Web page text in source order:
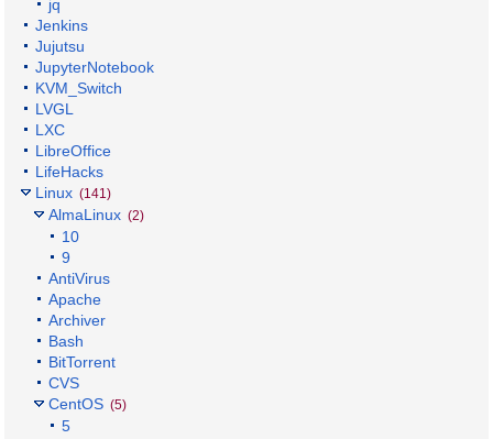
jq
Jenkins
Jujutsu
JupyterNotebook
KVM_Switch
LVGL
LXC
LibreOffice
LifeHacks
Linux (141)
AlmaLinux (2)
10
9
AntiVirus
Apache
Archiver
Bash
BitTorrent
CVS
CentOS (5)
5